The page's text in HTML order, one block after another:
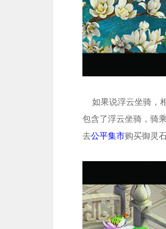
如果说浮云坐骑，
包含了浮云坐骑，骑
去公平集市购买御灵